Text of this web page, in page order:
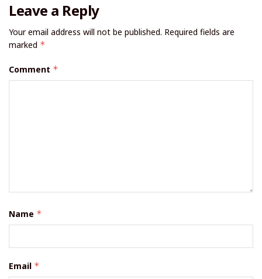
Leave a Reply
Your email address will not be published. Required fields are
marked *
Comment *
Name *
Email *